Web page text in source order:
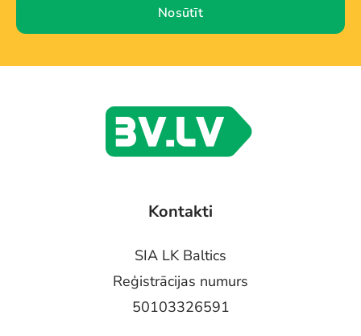
Nosūtīt
Kontakti
SIA LK Baltics
Reģistrācijas numurs
50103326591